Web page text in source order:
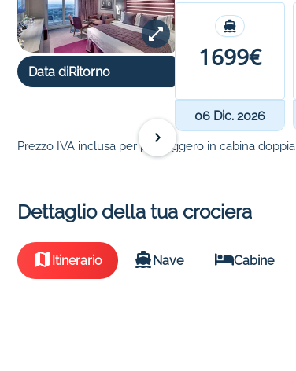
Data diRitorno 1699€
06 Dic. 2026
Prezzo IVA inclusa per passeggero in cabina doppia
Dettaglio della tua crociera
Itinerario Nave Cabine